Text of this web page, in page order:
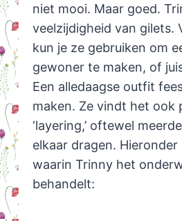
niet mooi. Maar goed.
veelzijdigheid van gilets.
kun je ze gebruiken om
gewoner te maken, of
Een alledaagse outfit
maken. Ze vindt het ook
‘layering,’ oftewel
elkaar dragen. Hieronder
waarin Trinny het
behandelt: